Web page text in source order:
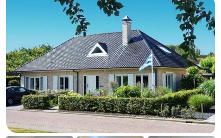
Langstraat
Webcam
Strand
Übernachten
Appartements
-